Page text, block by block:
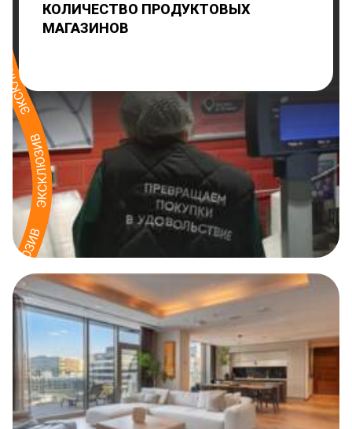
КОЛИЧЕСТВО ПРОДУКТОВЫХ
МАГАЗИНОВ